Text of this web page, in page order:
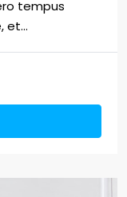
tempus
et...